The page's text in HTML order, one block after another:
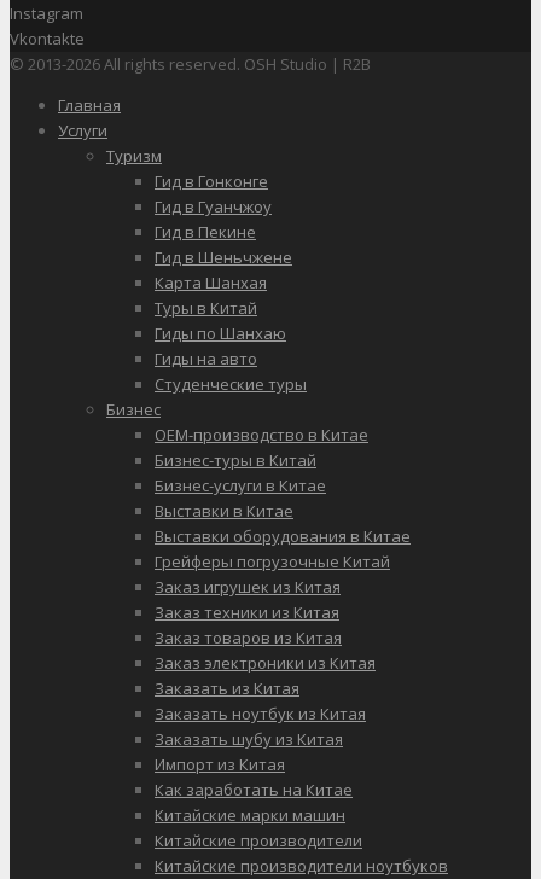
Instagram
Vkontakte
© 2013-2026 All rights reserved. OSH Studio | R2B
Главная
Услуги
Туризм
Гид в Гонконге
Гид в Гуанчжоу
Гид в Пекине
Гид в Шеньчжене
Карта Шанхая
Туры в Китай
Гиды по Шанхаю
Гиды на авто
Студенческие туры
Бизнес
OEM-производство в Китае
Бизнес-туры в Китай
Бизнес-услуги в Китае
Выставки в Китае
Выставки оборудования в Китае
Грейферы погрузочные Китай
Заказ игрушек из Китая
Заказ техники из Китая
Заказ товаров из Китая
Заказ электроники из Китая
Заказать из Китая
Заказать ноутбук из Китая
Заказать шубу из Китая
Импорт из Китая
Как заработать на Китае
Китайские марки машин
Китайские производители
Китайские производители ноутбуков